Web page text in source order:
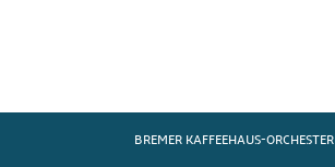
BREMER KAFFEEHAUS-ORCHESTER